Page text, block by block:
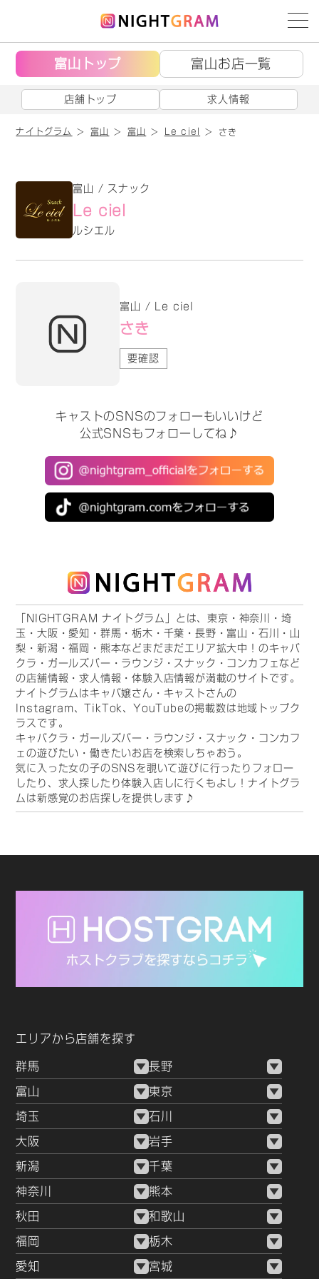
富山トップ 富山お店一覧
店舗トップ 求人情報
ナイトグラム 富山 富山 Le ciel さき
富山 / スナック
Le ciel
ルシエル
富山 / Le ciel
さき
要確認
キャストのSNSのフォローもいいけど
公式SNSもフォローしてね♪
「NIGHTGRAM ナイトグラム」とは、東京・神奈川・埼
玉・大阪・愛知・群馬・栃木・千葉・長野・富山・石川・山
梨・新潟・福岡・熊本などまだまだエリア拡大中！のキャバ
クラ・ガールズバー・ラウンジ・スナック・コンカフェなど
の店舗情報・求人情報・体験入店情報が満載のサイトです。
ナイトグラムはキャバ嬢さん・キャストさんの
Instagram、TikTok、YouTubeの掲載数は地域トップク
ラスです。
キャバクラ・ガールズバー・ラウンジ・スナック・コンカフ
ェの遊びたい・働きたいお店を検索しちゃおう。
気に入った女の子のSNSを覗いて遊びに行ったりフォロー
したり、求人探したり体験入店しに行くもよし！ナイトグラ
ムは新感覚のお店探しを提供します♪
エリアから店舗を探す
群馬 長野
富山 東京
埼玉 石川
大阪 岩手
新潟 千葉
神奈川 熊本
秋田 和歌山
福岡 栃木
愛知 宮城